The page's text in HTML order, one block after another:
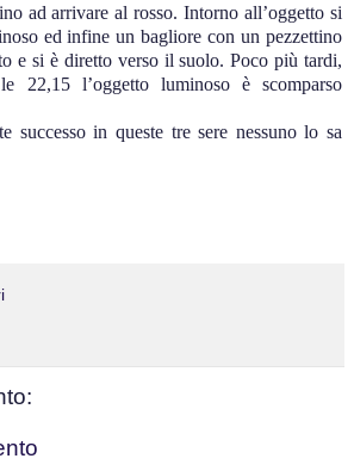
ad arrivare al rosso. Intorno all’oggetto si
ed infine un bagliore con un pezzettino
e si è diretto verso il suolo. Poco più tardi,
22,15 l’oggetto luminoso è scomparso
successo in queste tre sere nessuno lo sa